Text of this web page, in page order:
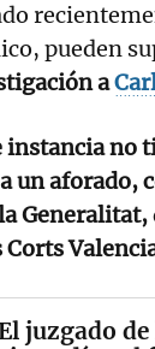
pueden
a
instancia no
un aforado,
Generalitat,
juzgado